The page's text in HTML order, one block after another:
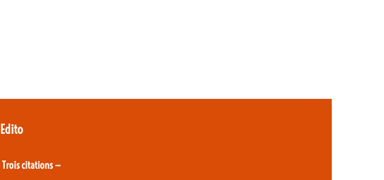
Edito
Trois citations —